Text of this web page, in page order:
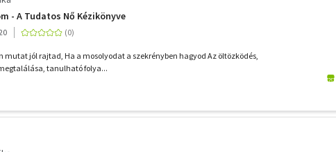
- A Tudatos Nő Kézikönyve
mutat jól rajtad, Ha a mosolyodat a szekrényben hagyod Az öltözködés,
tanulható folya...